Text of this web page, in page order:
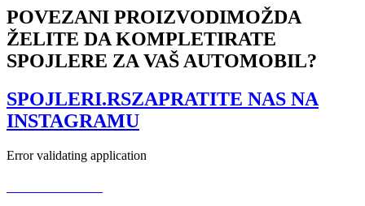
BMW
X6
F16
MPACK
POVEZANI PROIZVODIMOŽDA
ŽELITE DA KOMPLETIRATE
SPOJLERE ZA VAŠ AUTOMOBIL?
SPOJLERI.RSZAPRATITE NAS NA
INSTAGRAMU
Error validating application